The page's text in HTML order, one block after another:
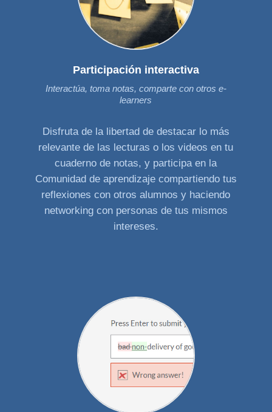
Participación interactiva
Interactúa, toma notas, comparte con otros e-
learners
Disfruta de la libertad de destacar lo más
relevante de las lecturas o los videos en tu
cuaderno de notas, y participa en la
Comunidad de aprendizaje compartiendo tus
reflexiones con otros alumnos y haciendo
networking con personas de tus mismos
intereses.